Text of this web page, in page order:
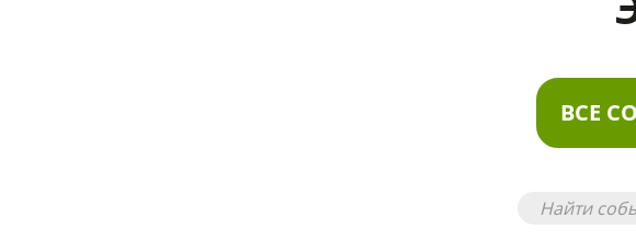
ВСЕ